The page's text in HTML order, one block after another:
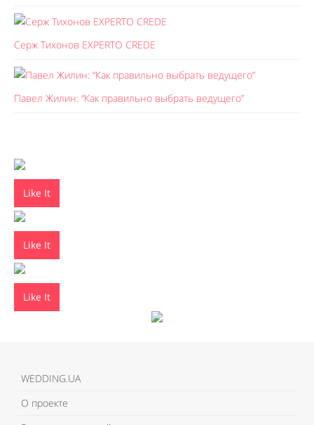
Серж Тихонов EXPERTO CREDE
Павел Жилин: “Как правильно выбрать ведущего”
Like It
Like It
Like It
WEDDING.UA
О проекте